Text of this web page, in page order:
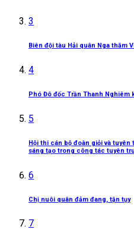
3
Biên đội tàu Hải quân Nga thăm
4
Phó Đô đốc Trần Thanh Nghiêm
5
Hội thi cán bộ đoàn giỏi và tuyên
sáng tạo trong công tác tuyên
6
Chị nuôi quân đảm đang, tận tụy
7